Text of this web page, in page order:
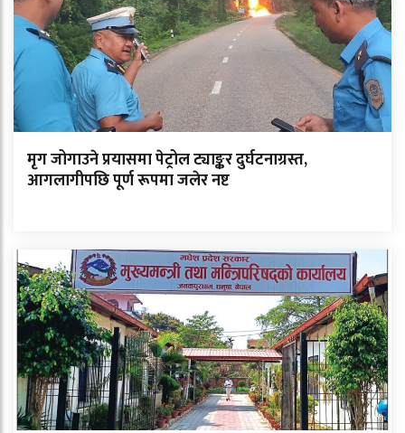
मृग जोगाउने प्रयासमा पेट्रोल ट्याङ्कर दुर्घटनाग्रस्त,
आगलागीपछि पूर्ण रूपमा जलेर नष्ट